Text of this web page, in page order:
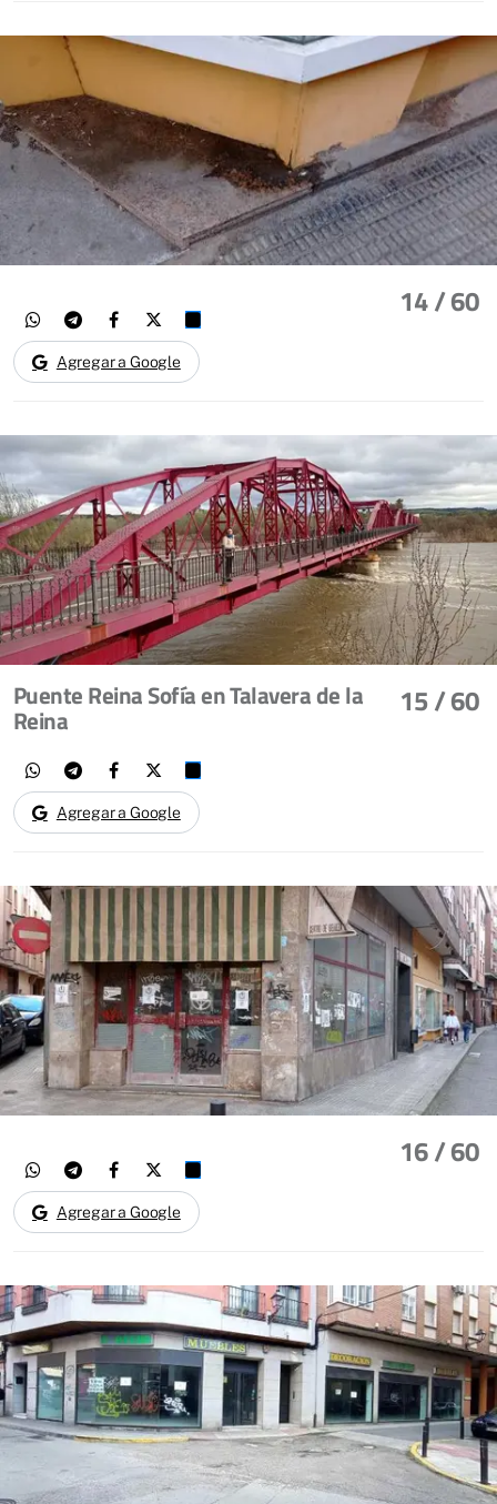
14/ 60
Agregar a Google
15/ 60
Puente Reina Sofía en Talavera de la
Reina
Agregar a Google
16/ 60
Agregar a Google